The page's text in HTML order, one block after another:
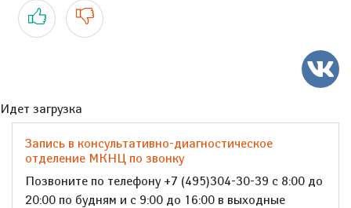
Да Нет
Идет загрузка
Запись в консультативно-диагностическое
отделение МКНЦ по звонку
Позвоните по телефону +7 (495)304-30-39 с 8:00 до
20:00 по будням и с 9:00 до 16:00 в выходные